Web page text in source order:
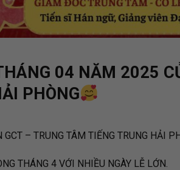
04 NĂM 2025
PHÒNG
– TRUNG TÂM TIẾNG TRUNG HẢI
THÁNG 4 VỚI NHIỀU NGÀY LỄ LỚN.